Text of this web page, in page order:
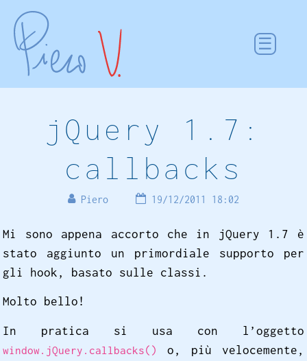
jQuery 1.7:
callbacks
Piero 19/12/2011 18:02
Mi sono appena accorto che in jQuery 1.7 è
stato aggiunto un primordiale supporto per
gli hook, basato sulle classi.
Molto bello!
In pratica si usa con l’oggetto
window.jQuery.callbacks() o, più velocemente,